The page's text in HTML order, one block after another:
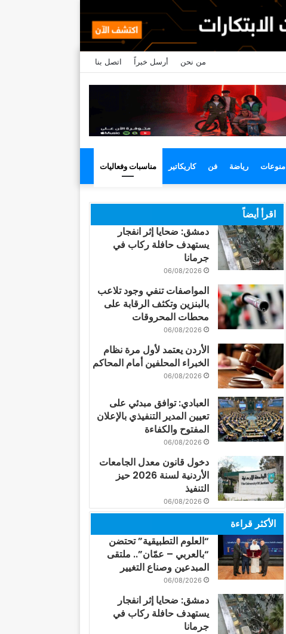
من نحن أرسل خبراً اتصل بنا
منوعات رياضة فن كاريكاتير مناسبات وفعاليات
اقرأ أيضاً
دمشق: ضحايا إثر انفجار
يستهدف حافلة ركاب في
جرمانا
06/08/2026
المواصفات تنفي وجود تلاعب
بالبنزين وتكثف الرقابة على
محطات المحروقات
06/08/2026
الأردن يعتمد لأول مرة نظام
الخبراء المحلفين أمام المحاكم
06/08/2026
العبادي: توافق مبدئي على
تعيين المدير التنفيذي بالإعلان
المفتوح والكفاءة
06/08/2026
دخول قانون معدل الجامعات
الأردنية لسنة 2026 حيز
التنفيذ
06/08/2026
الأكثر قراءة
“العلوم التطبيقية” تحتضن
“بالعربي – عمّان”.. ملتقى
المبدعين وصناع التغيير
06/08/2026
دمشق: ضحايا إثر انفجار
يستهدف حافلة ركاب في
جرمانا